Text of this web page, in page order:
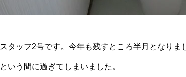
スタッフ2号です。今年も残すところ半月となり
という間に過ぎてしまいました。